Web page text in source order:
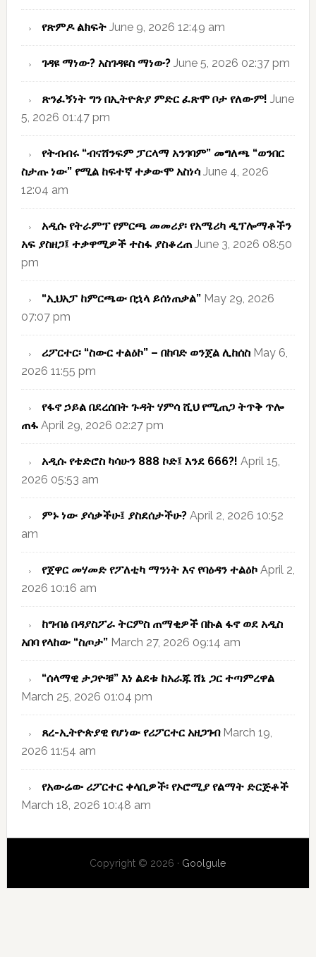
የጽምዶ ልክፍት June 9, 2026 12:49 am
ገዳዩ ማነው? አስገዳዩስ ማነው? June 5, 2026 02:37 pm
ጽንፈኝነት ግን በኢትዮጵያ ምድር ፈጽሞ ቦታ የለውም! June
5, 2026 01:47 pm
የትብብሩ “ብናሸንፍም ፓርላማ አንገባም” መግለጫ “ወንበር
ስታጡ ነው” የሚል ከፍተኛ ተቃውሞ አስነሳ June 4, 2026
12:04 am
አዲሱ የትራምፕ የምርጫ መመሪያ፡ የአሜሪካ ዲፕሎማቶችን
አፍ ያስዘጋ፤ ተቃዋሚዎች ተስፋ ያስቆረጠ June 3, 2026 08:50
pm
“ኢህአፓ ከምርጫው በኋላ ይሰነጠቃል” May 29, 2026
07:07 pm
ሪፖርተር፡ “ስውር ተልዕኮ” – በከባድ ወንጀል ሊከሰስ May 6,
2026 11:55 pm
የፋኖ ኃይል በደረሰበት ጉዳት ሃምሳ ሺህ የሚጠጋ ትጥቅ ጥሎ
ጠፋ April 29, 2026 02:27 pm
አዲሱ የቴድሮስ ካሳሁን 888 ኮድ፤ እንደ 666?! April 15,
2026 05:53 am
ምኑ ነው ያሳቃችሁ፤ ያስደሰታችሁ? April 2, 2026 10:52
am
የጀዋር መሃመድ የፖለቲካ ማንነት እና የባዕዳን ተልዕኮ April 2,
2026 10:16 am
ከግብፅ በዳያስፖራ ትርምስ ጠማቂዎች በኩል ፋኖ ወደ አዲስ
አበባ የላከው “ስጦታ” March 27, 2026 09:14 am
“ሰላማዊ ታጋዮቹ” እነ ልደቱ ከአራጁ ሸኔ ጋር ተጣምረዋል
March 25, 2026 01:04 pm
ጸረ-ኢትዮጵያዊ የሆነው የሪፖርተር አዘጋገብ March 19,
2026 11:54 am
የአውሬው ሪፖርተር ቀላቢዎች፡ የኦሮሚያ የልማት ድርጅቶች
March 18, 2026 10:48 am
Copyright © 2026 · Goolgule